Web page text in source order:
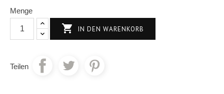
Menge
 IN DEN WARENKORB
Teilen